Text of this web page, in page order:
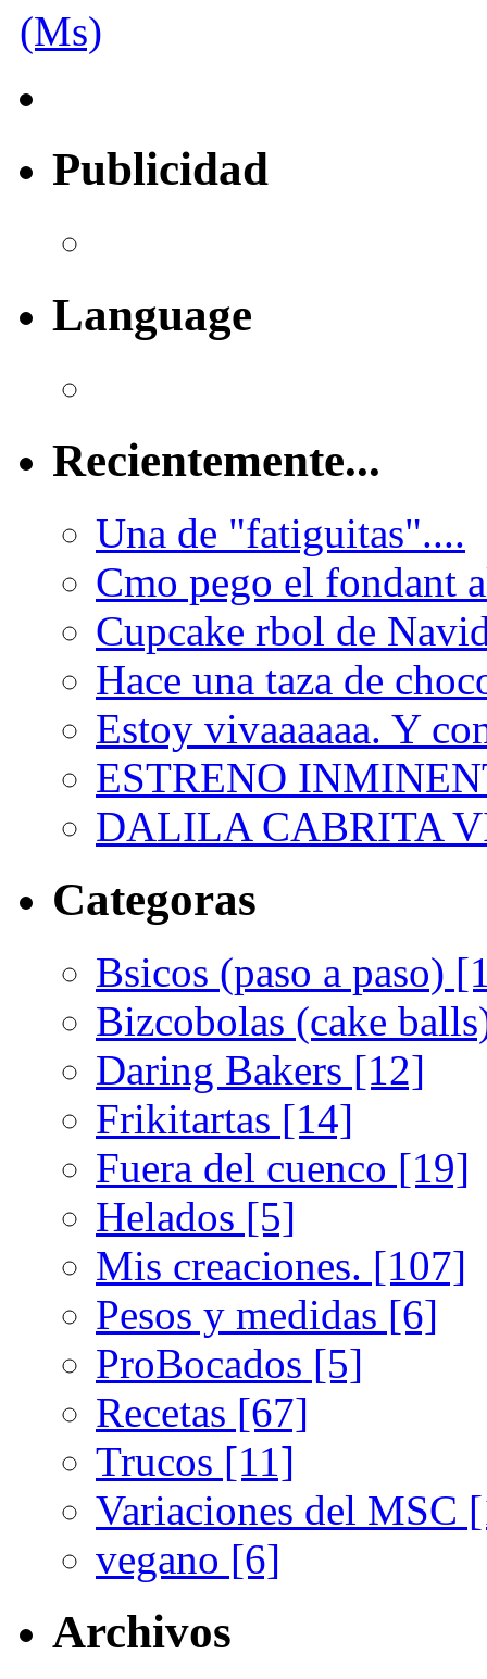
(Ms)
Publicidad
Language
Recientemente...
Una de "fatiguitas"....
Cmo pego el fondant
Cupcake rbol de
Hace una taza de
Estoy vivaaaaaa. Y
ESTRENO
DALILA CABRITA
Categoras
Bsicos (paso a paso)
Bizcobolas (cake
Daring Bakers [12]
Frikitartas [14]
Fuera del cuenco [19]
Helados [5]
Mis creaciones. [107]
Pesos y medidas [6]
ProBocados [5]
Recetas [67]
Trucos [11]
Variaciones del MSC
vegano [6]
Archivos